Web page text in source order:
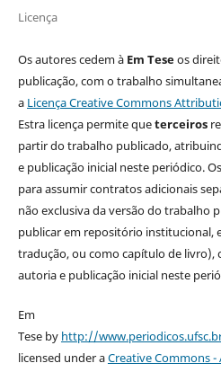
Licença
Os autores cedem à Em Teseos
publicação, com o trabalho
a Licença Creative Commons
Estra licença permite queterceiros
partir do trabalho publicado,
e publicação inicial neste periódico. Os
para assumir contratos adicionais
não exclusiva da versão do trabalho
publicar em repositório institucional,
tradução, ou como capítulo de livro),
autoria e publicação inicial neste
Em
Tese by http://
licensed under aCreative Commons